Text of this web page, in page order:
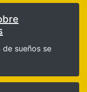
sueños se